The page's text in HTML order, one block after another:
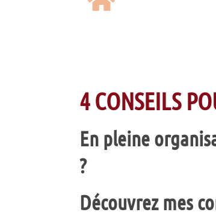
4 CONSEILS
En pleine
?
Découvrez mes